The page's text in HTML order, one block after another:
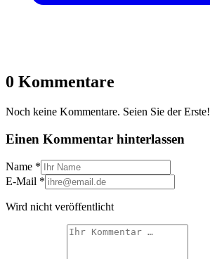
0 Kommentare
Noch keine Kommentare. Seien Sie der Erste!
Einen Kommentar hinterlassen
Name *
E-Mail *
Wird nicht veröffentlicht